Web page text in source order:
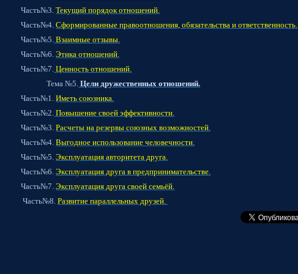
Текущий порядок отношений.
Сформированные правоотношения, обязательства и ответственность.
Взаимные отзывы.
Этика отношений.
Ценность отношений.
№5.Цели дружественных отношений.
Иметь союзника.
Повышение своей эффективности.
Расчеты на резервы союзных возможностей.
Выгодное использование человечности.
Эксплуатация авторитета друга.
Эксплуатация друга в предпринимательстве.
Эксплуатация друга своей семьёй.
Развитие параллельных друзей.